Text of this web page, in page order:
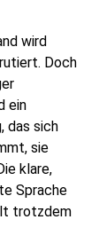
wird
Doch
ein
das sich
sie
klare,
Sprache
trotzdem